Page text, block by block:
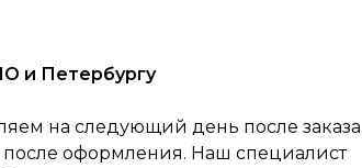
и Петербургу
на следующий день после
после оформления. Наш специалист